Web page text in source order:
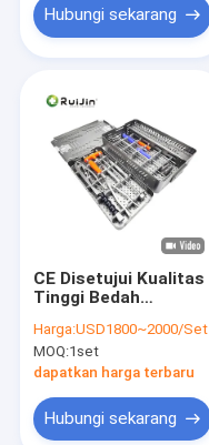
Hubungi sekarang
CE Disetujui Kualitas
Tinggi Bedah
Internal Fixation
peralatan medis set
Harga:USD1800~2000/Set
MOQ:1set
dapatkan harga terbaru
Hubungi sekarang